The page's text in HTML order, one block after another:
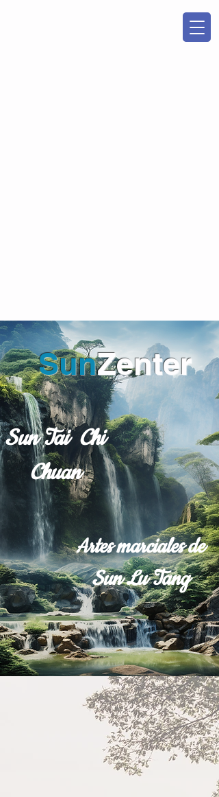
Sun Tai Chi
Chuan
Artes marciales de
Sun Lu Tang
SunZenter